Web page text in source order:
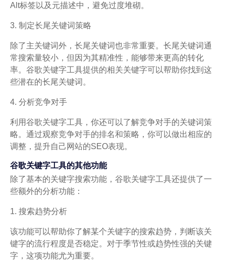
Alt标签以及元描述中，避免过度堆砌。
3. 制定长尾关键词策略
除了主关键词外，长尾关键词也非常重要。长尾关键词通
常搜索量较小，但因为其精准性，能够带来更高的转化
率。谷歌关键字工具提供的相关关键字可以帮助你找到这
些潜在的长尾关键词。
4. 分析竞争对手
利用谷歌关键字工具，你还可以了解竞争对手的关键词策
略。通过观察竞争对手的排名和策略，你可以做出相应的
调整，提升自己网站的SEO表现。
谷歌关键字工具的其他功能
除了基本的关键字搜索功能，谷歌关键字工具还提供了一
些额外的分析功能：
1. 搜索趋势分析
该功能可以帮助你了解某个关键字的搜索趋势，判断该关
键字的流行程度是否稳定。对于季节性或趋势性强的关键
字，这项功能尤为重要。